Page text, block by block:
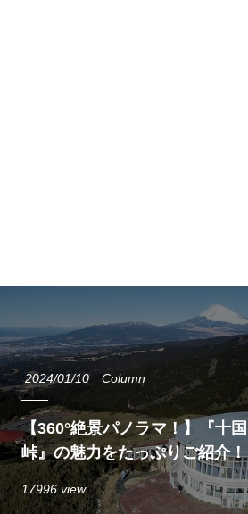
2024/01/10 Column
【360°絶景パノラマ！】『十国
峠』の魅力をたっぷりご紹介！
17996 view